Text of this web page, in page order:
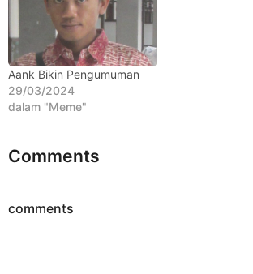
Aank Bikin Pengumuman
29/03/2024
dalam "Meme"
Comments
comments